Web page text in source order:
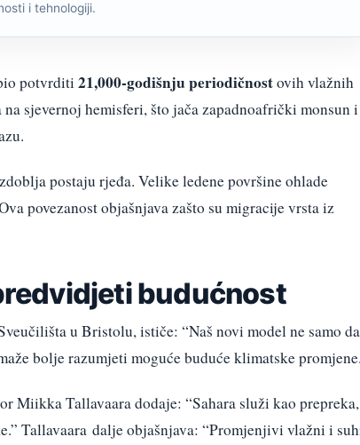
i tehnologiji.
potvrditi 21,000-godišnju periodičnostovih vlažnih
sjevernoj hemisferi, što jača zapadnoafrički monsun i
postaju rjeđa. Velike ledene površine ohlade
povezanost objašnjava zašto su migracije vrsta iz
budućnost
u Bristolu, ističe: “Naš novi model ne samo da
bolje razumjeti moguće buduće klimatske
Miikka Tallavaara dodaje: “Sahara služi kao prepreka,
Tallavaara dalje objašnjava: “Promjenjivi vlažni i